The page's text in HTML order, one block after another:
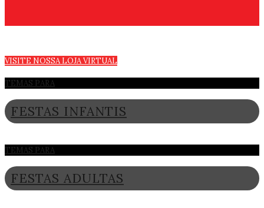
VISITE NOSSA LOJA VIRTUAL
TEMAS PARA
FESTAS INFANTIS
TEMAS PARA
FESTAS ADULTAS